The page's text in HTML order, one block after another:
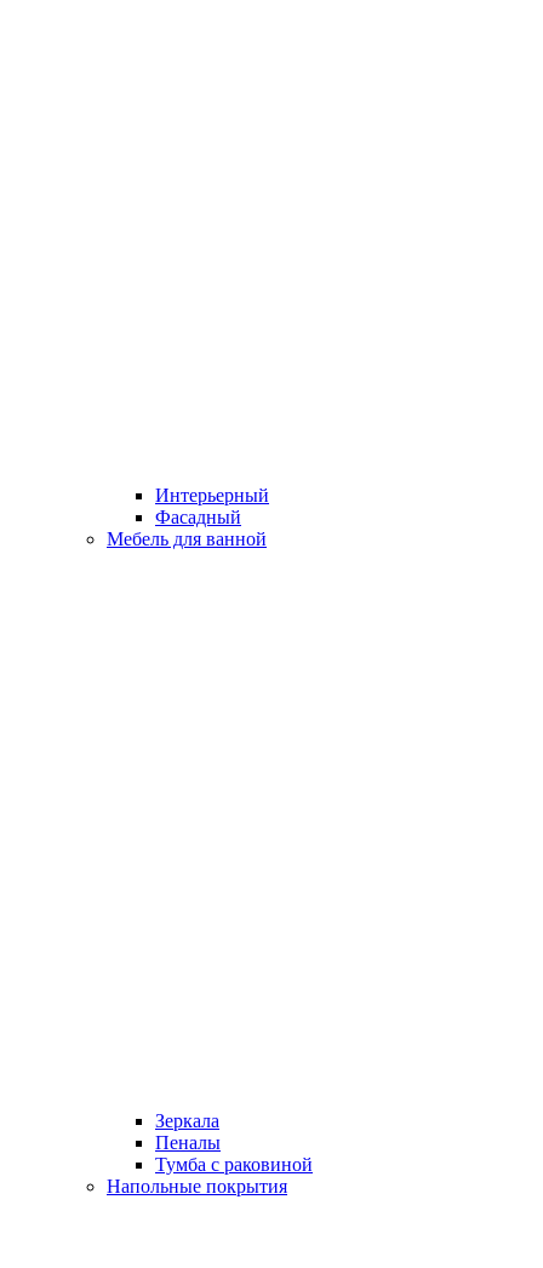
Интерьерный
Фасадный
Мебель для ванной
Зеркала
Пеналы
Тумба с раковиной
Напольные покрытия